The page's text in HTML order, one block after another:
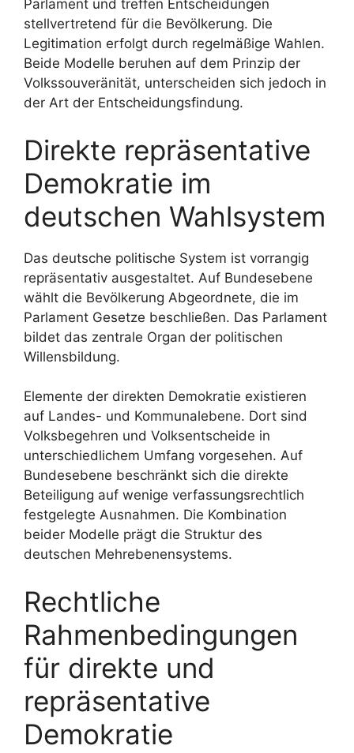
Parlament und treffen Entscheidungen
stellvertretend für die Bevölkerung. Die
Legitimation erfolgt durch regelmäßige Wahlen.
Beide Modelle beruhen auf dem Prinzip der
Volkssouveränität, unterscheiden sich jedoch in
der Art der Entscheidungsfindung.
Direkte repräsentative
Demokratie im
deutschen Wahlsystem
Das deutsche politische System ist vorrangig
repräsentativ ausgestaltet. Auf Bundesebene
wählt die Bevölkerung Abgeordnete, die im
Parlament Gesetze beschließen. Das Parlament
bildet das zentrale Organ der politischen
Willensbildung.
Elemente der direkten Demokratie existieren
auf Landes- und Kommunalebene. Dort sind
Volksbegehren und Volksentscheide in
unterschiedlichem Umfang vorgesehen. Auf
Bundesebene beschränkt sich die direkte
Beteiligung auf wenige verfassungsrechtlich
festgelegte Ausnahmen. Die Kombination
beider Modelle prägt die Struktur des
deutschen Mehrebenensystems.
Rechtliche
Rahmenbedingungen
für direkte und
repräsentative
Demokratie